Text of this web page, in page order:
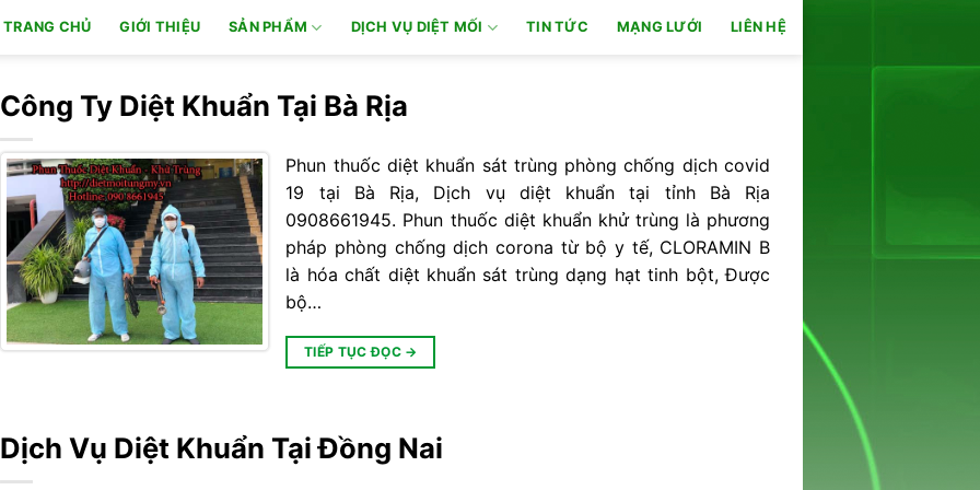
TRANG CHỦ GIỚI THIỆU SẢN PHẨM DỊCH VỤ DIỆT MỐI TIN TỨC MẠNG LƯỚI LIÊN HỆ
Công Ty Diệt Khuẩn Tại Bà Rịa
Phun thuốc diệt khuẩn sát trùng phòng chống dịch covid
19 tại Bà Rịa, Dịch vụ diệt khuẩn tại tỉnh Bà Rịa
0908661945. Phun thuốc diệt khuẩn khử trùng là phương
pháp phòng chống dịch corona từ bộ y tế, CLORAMIN B
là hóa chất diệt khuẩn sát trùng dạng hạt tinh bột, Được
bộ…
TIẾP TỤC ĐỌC →
Dịch Vụ Diệt Khuẩn Tại Đồng Nai